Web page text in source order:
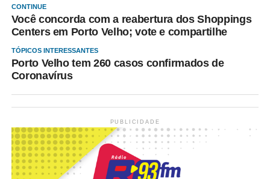
CONTINUE
Você concorda com a reabertura dos Shoppings
Centers em Porto Velho; vote e compartilhe
TÓPICOS INTERESSANTES
Porto Velho tem 260 casos confirmados de
Coronavírus
PUBLICIDADE